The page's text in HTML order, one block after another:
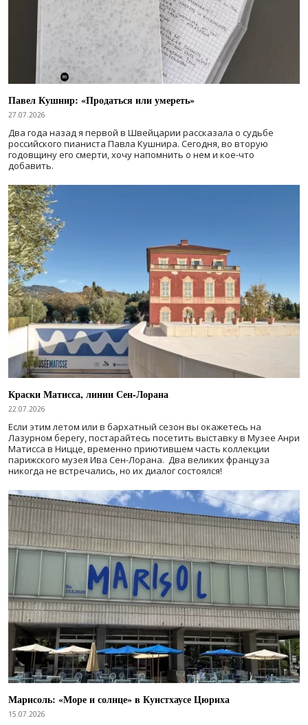
Павел Кушнир: «Продаться или умереть»
27.07.2026
Два года назад я первой в Швейцарии рассказала о судьбе
российского пианиста Павла Кушнира. Сегодня, во вторую
годовщину его смерти, хочу напомнить о нем и кое-что
добавить.
Краски Матисса, линии Сен-Лорана
22.07.2026
Если этим летом или в бархатный сезон вы окажетесь на
Лазурном берегу, постарайтесь посетить выставку в Музее Анри
Матисса в Ницце, временно приютившем часть коллекции
парижского музея Ива Сен-Лорана. Два великих француза
никогда не встречались, но их диалог состоялся!
Марисоль: «Море и солнце» в Кунстхаусе Цюриха
15.07.2026